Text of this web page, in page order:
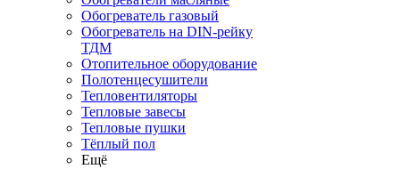
Обогреватель газовый
Обогреватель на DIN-рейку
ТДМ
Отопительное оборудование
Полотенцесушители
Тепловентиляторы
Тепловые завесы
Тепловые пушки
Тёплый пол
Ещё